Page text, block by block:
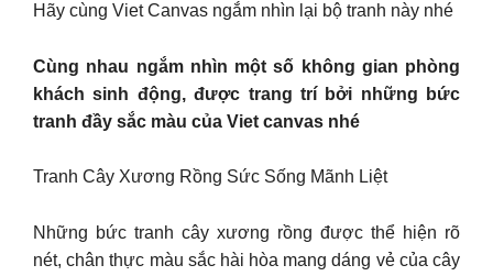
Hãy cùng Viet Canvas ngắm nhìn lại bộ tranh này nhé
Cùng nhau ngắm nhìn một số không gian phòng
khách sinh động, được trang trí bởi những bức
tranh đầy sắc màu của Viet canvas nhé
Tranh Cây Xương Rồng Sức Sống Mãnh Liệt
Những bức tranh cây xương rồng được thể hiện rõ
nét, chân thực màu sắc hài hòa mang dáng vẻ của cây